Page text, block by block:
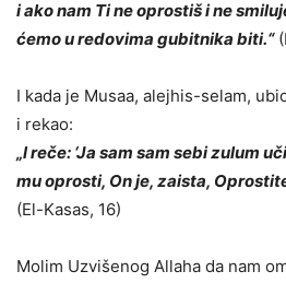
i ako nam Ti ne oprostiš i ne
ćemo u redovima gubitnika biti.“
I kada je Musaa, alejhis-selam,
i rekao:
„l reče: ‘Ja sam sam sebi zulum
mu oprosti, On je, zaista,
(El-Kasas, 16)
Molim Uzvišenog Allaha da nam